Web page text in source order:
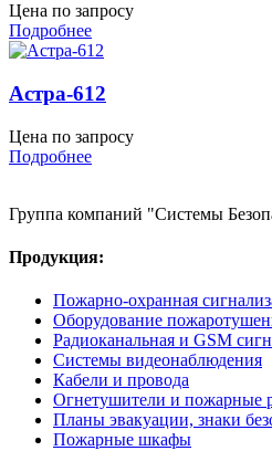
Цена по запросу
Подробнее
Астра-612
Цена по запросу
Подробнее
Группа компаний "Системы
Продукция:
Пожарно-охранная
Оборудование
Радиоканальная и GSM
Системы видеонаблюдения
Кабели и провода
Огнетушители и пожарные
Планы эвакуации, знаки
Пожарные шкафы